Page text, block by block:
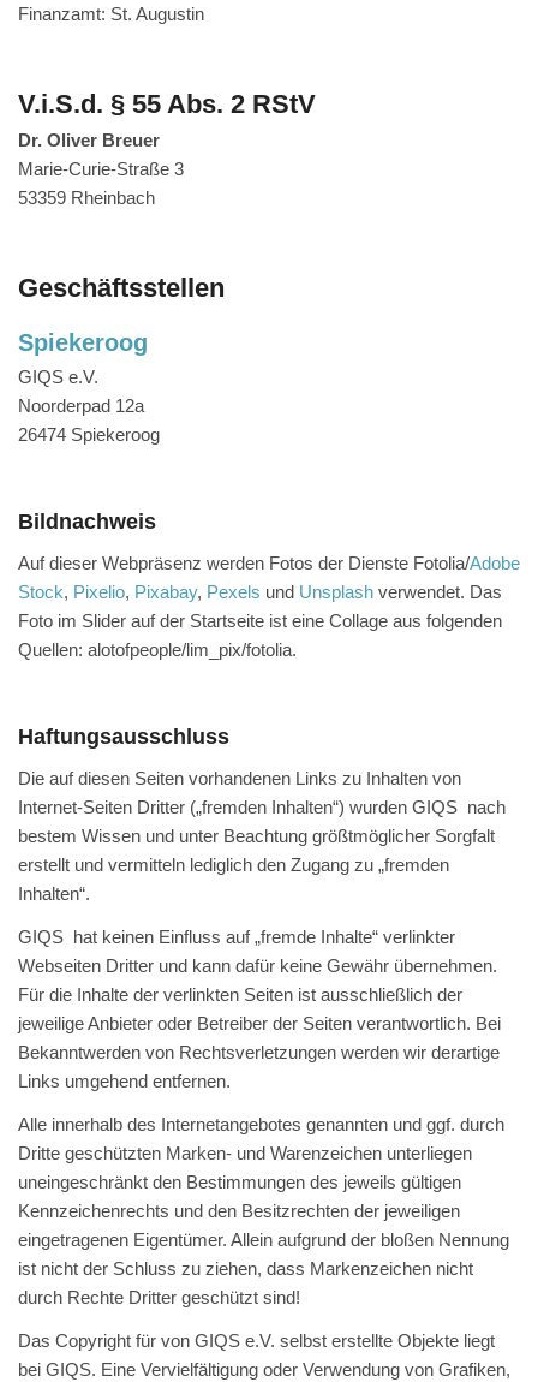
Finanzamt: St. Augustin
V.i.S.d. § 55 Abs. 2 RStV
Dr. Oliver Breuer
Marie-Curie-Straße 3
53359 Rheinbach
Geschäftsstellen
Spiekeroog
GIQS e.V.
Noorderpad 12a
26474 Spiekeroog
Bildnachweis
Auf dieser Webpräsenz werden Fotos der Dienste Fotolia/Adobe
Stock, Pixelio, Pixabay, Pexels und Unsplash verwendet. Das
Foto im Slider auf der Startseite ist eine Collage aus folgenden
Quellen: alotofpeople/lim_pix/fotolia.
Haftungsausschluss
Die auf diesen Seiten vorhandenen Links zu Inhalten von
Internet-Seiten Dritter („fremden Inhalten“) wurden GIQS nach
bestem Wissen und unter Beachtung größtmöglicher Sorgfalt
erstellt und vermitteln lediglich den Zugang zu „fremden
Inhalten“.
GIQS hat keinen Einfluss auf „fremde Inhalte“ verlinkter
Webseiten Dritter und kann dafür keine Gewähr übernehmen.
Für die Inhalte der verlinkten Seiten ist ausschließlich der
jeweilige Anbieter oder Betreiber der Seiten verantwortlich. Bei
Bekanntwerden von Rechtsverletzungen werden wir derartige
Links umgehend entfernen.
Alle innerhalb des Internetangebotes genannten und ggf. durch
Dritte geschützten Marken- und Warenzeichen unterliegen
uneingeschränkt den Bestimmungen des jeweils gültigen
Kennzeichenrechts und den Besitzrechten der jeweiligen
eingetragenen Eigentümer. Allein aufgrund der bloßen Nennung
ist nicht der Schluss zu ziehen, dass Markenzeichen nicht
durch Rechte Dritter geschützt sind!
Das Copyright für von GIQS e.V. selbst erstellte Objekte liegt
bei GIQS. Eine Vervielfältigung oder Verwendung von Grafiken,